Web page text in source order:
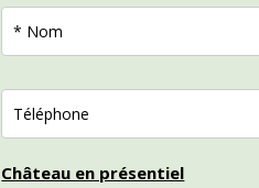
DEMANDE
D'INFORMATIONS
SUR
COURS
COLLECTIFS​
Château en présentiel